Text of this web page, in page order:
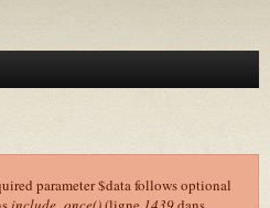
parameter $data follows optional